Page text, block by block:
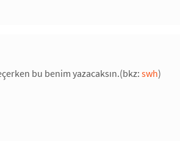
bu benim yazacaksın.(bkz: swh)